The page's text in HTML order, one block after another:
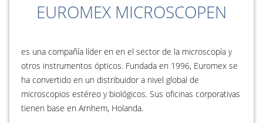
EUROMEX MICROSCOPEN
es una compañía líder en en el sector de la microscopía y
otros instrumentos ópticos. Fundada en 1996, Euromex se
ha convertido en un distribuidor a nivel global de
microscopios estéreo y biológicos. Sus oficinas corporativas
tienen base en Arnhem, Holanda.